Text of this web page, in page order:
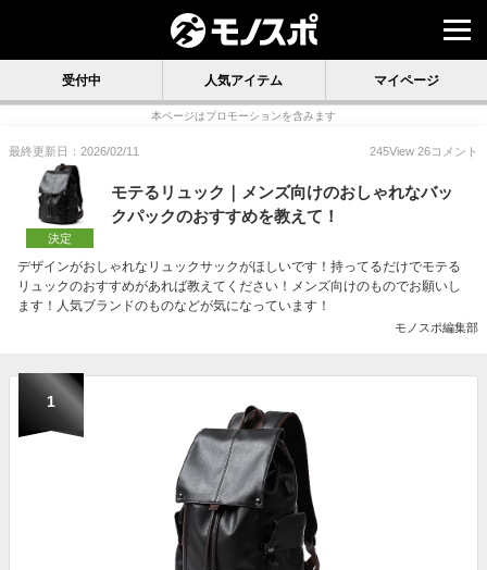
受付中 人気アイテム マイページ
本ページはプロモーションを含みます
最終更新日：2026/02/11 245View 26コメント
決定
モテるリュック｜メンズ向けのおしゃれなバッ
クパックのおすすめを教えて！
デザインがおしゃれなリュックサックがほしいです！持ってるだけでモテる
リュックのおすすめがあれば教えてください！メンズ向けのものでお願いし
ます！人気ブランドのものなどが気になっています！
モノスポ編集部
1